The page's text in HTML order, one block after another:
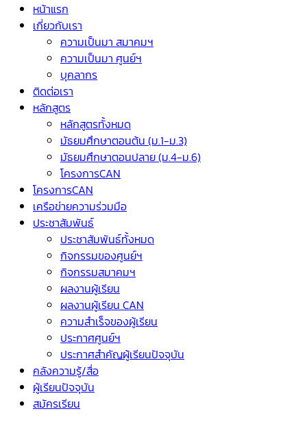
หน้าแรก
เกี่ยวกับเรา
ความเป็นมา สมาคมฯ
ความเป็นมา ศูนย์ฯ
บุคลากร
ติดต่อเรา
หลักสูตร
หลักสูตรทั้งหมด
มัธยมศึกษาตอนต้น (ม.1-ม.3)
มัธยมศึกษาตอนปลาย (ม.4-ม.6)
โครงการCAN
โครงการCAN
เครือข่ายความร่วมมือ
ประชาสัมพันธ์
ประชาสัมพันธ์ทั้งหมด
กิจกรรมของศูนย์ฯ
กิจกรรมสมาคมฯ
ผลงานผู้เรียน
ผลงานผู้เรียน CAN
ความสำเร็จของผู้เรียน
ประกาศศูนย์ฯ
ประกาศสำคัญผู้เรียนปัจจุบัน
คลังความรู้/สื่อ
ผู้เรียนปัจจุบัน
สมัครเรียน